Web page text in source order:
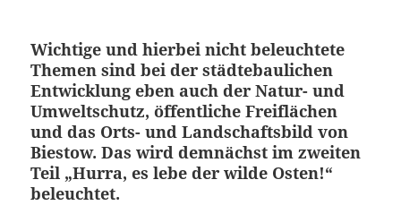
Wichtige und hierbei nicht beleuchtete
Themen sind bei der städtebaulichen
Entwicklung eben auch der Natur- und
Umweltschutz, öffentliche Freiflächen
und das Orts- und Landschaftsbild von
Biestow. Das wird demnächst im zweiten
Teil „Hurra, es lebe der wilde Osten!“
beleuchtet.